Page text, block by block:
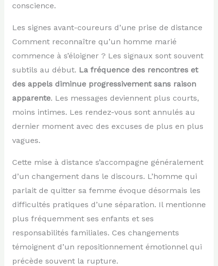
conscience.
Les signes avant-coureurs d’une prise de distance
Comment reconnaître qu’un homme marié
commence à s’éloigner ? Les signaux sont souvent
subtils au début. La fréquence des rencontres et
des appels diminue progressivement sans raison
apparente. Les messages deviennent plus courts,
moins intimes. Les rendez-vous sont annulés au
dernier moment avec des excuses de plus en plus
vagues.
Cette mise à distance s’accompagne généralement
d’un changement dans le discours. L’homme qui
parlait de quitter sa femme évoque désormais les
difficultés pratiques d’une séparation. Il mentionne
plus fréquemment ses enfants et ses
responsabilités familiales. Ces changements
témoignent d’un repositionnement émotionnel qui
précède souvent la rupture.